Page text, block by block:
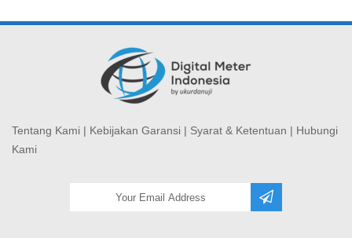
Tentang Kami | Kebijakan Garansi | Syarat & Ketentuan | Hubungi
Kami